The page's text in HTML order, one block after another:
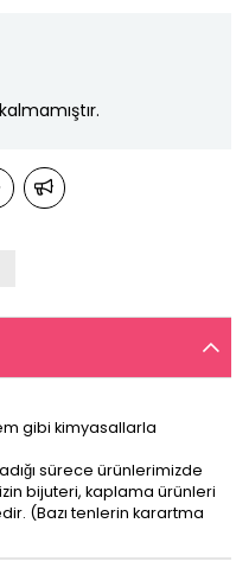
gibi kimyasallarla
sürece ürünlerimizde
bijuteri, kaplama ürünleri
(Bazı tenlerin karartma